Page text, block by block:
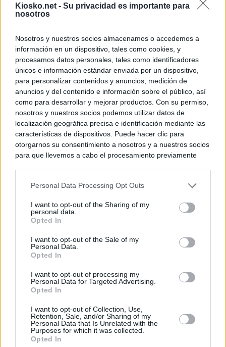
Kiosko.net - Su privacidad es importante para
nosotros
Nosotros y nuestros socios almacenamos o accedemos a
información en un dispositivo, tales como cookies, y
procesamos datos personales, tales como identificadores
únicos e información estándar enviada por un dispositivo,
para personalizar contenidos y anuncios, medición de
anuncios y del contenido e información sobre el público, así
como para desarrollar y mejorar productos. Con su permiso,
nosotros y nuestros socios podemos utilizar datos de
localización geográfica precisa e identificación mediante las
características de dispositivos. Puede hacer clic para
otorgarnos su consentimiento a nosotros y a nuestros socios
para que llevemos a cabo el procesamiento previamente
negar su consentimiento. Tenga en cuenta que algún
de su consentimiento, pero usted tiene el derecho de
rechazar tal procesamiento. Sus preferencias se aplicarán
cualquier momento entrando de nuevo en este sitio web o
visitando nuestra política de privacidad.
Personal Data Processing Opt Outs
I want to opt-out of the Sharing of my
personal data.
Opted In
I want to opt-out of the Sale of my
Personal Data.
Opted In
I want to opt-out of processing my
Personal Data for Targeted Advertising.
Opted In
I want to opt-out of Collection, Use,
Retention, Sale, and/or Sharing of my
Personal Data that Is Unrelated with the
Purposes for which it was collected.
Opted In